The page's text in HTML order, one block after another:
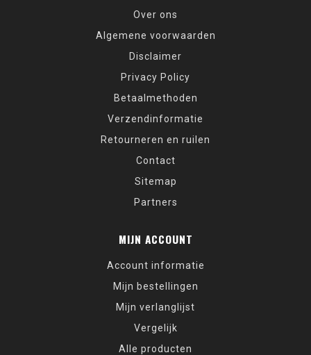
Over ons
Algemene voorwaarden
Disclaimer
Privacy Policy
Betaalmethoden
Verzendinformatie
Retourneren en ruilen
Contact
Sitemap
Partners
MIJN ACCOUNT
Account informatie
Mijn bestellingen
Mijn verlanglijst
Vergelijk
Alle producten